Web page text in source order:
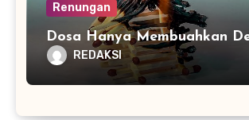
Renungan
Dosa Hanya Membuahkan
REDAKSI